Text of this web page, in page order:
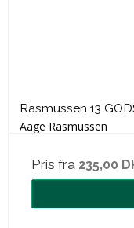
Rasmussen 13
Aage Rasmussen
Pris fra 235,00